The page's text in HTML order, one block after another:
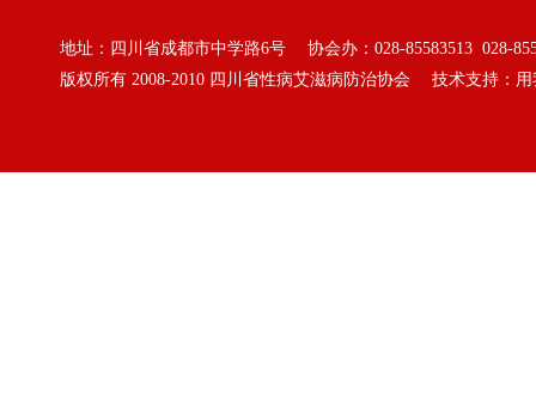
地址：四川省成都市中学路6号 协会办：028-85583513 028-
版权所有 2008-2010 四川省性病艾滋病防治协会 技术支持：